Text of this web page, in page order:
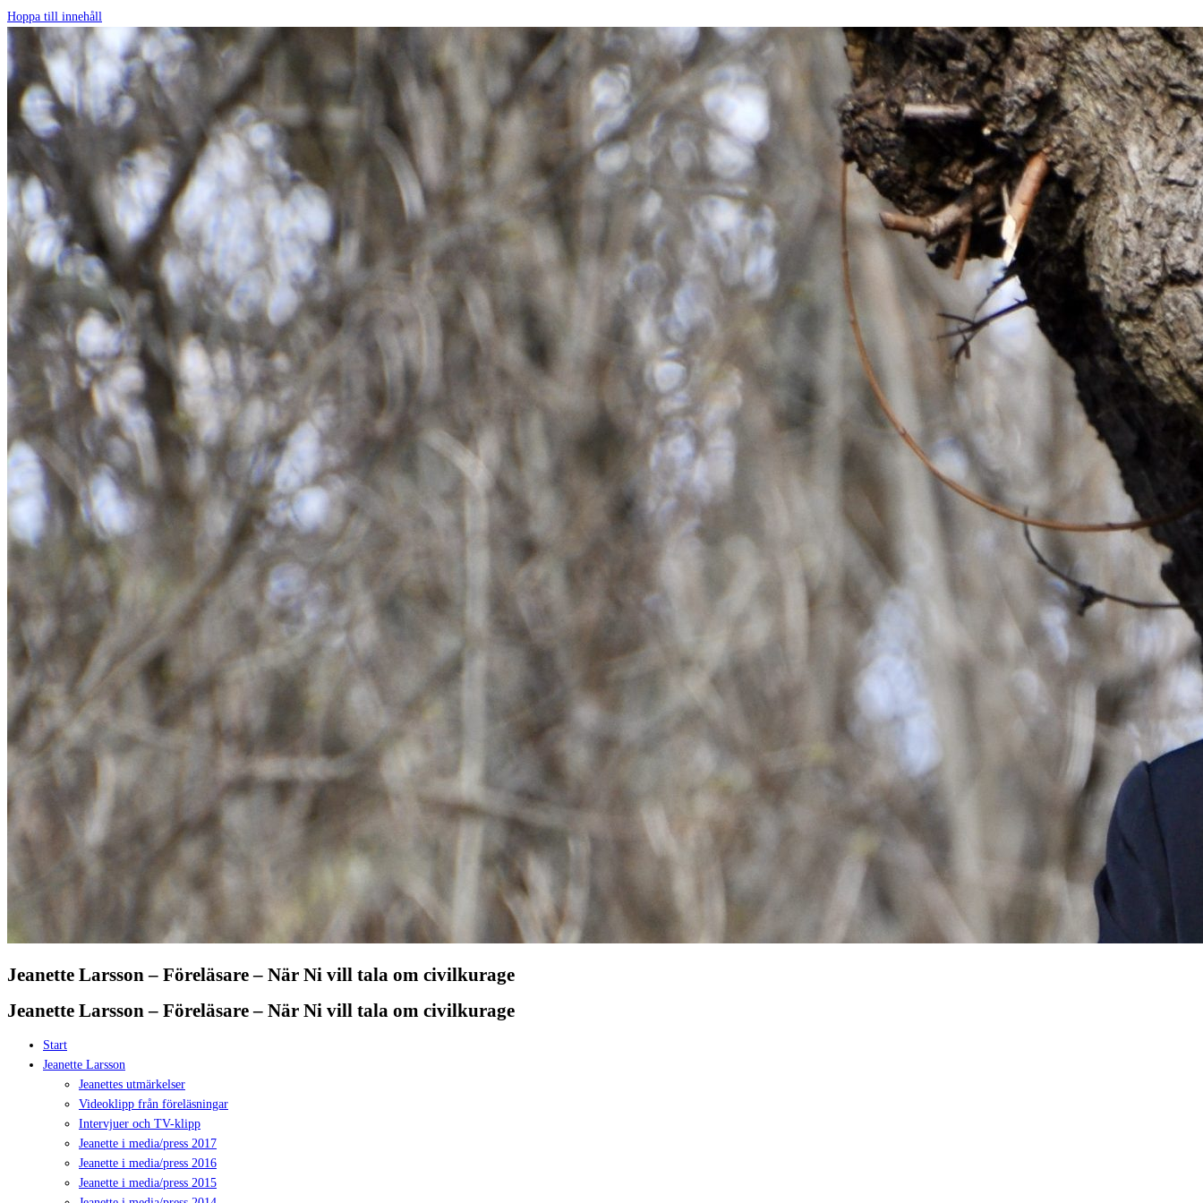
Hoppa till innehåll
Jeanette Larsson – Föreläsare – När Ni vill tala om civilkurage
Jeanette Larsson – Föreläsare – När Ni vill tala om civilkurage
Start
Jeanette Larsson
Jeanettes utmärkelser
Videoklipp från föreläsningar
Intervjuer och TV-klipp
Jeanette i media/press 2017
Jeanette i media/press 2016
Jeanette i media/press 2015